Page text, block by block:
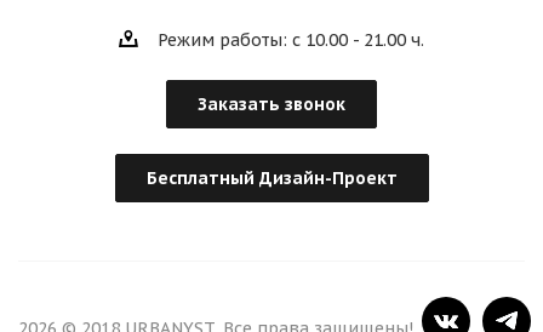
Режим работы: с 10.00 - 21.00 ч.
Заказать звонок
Бесплатный Дизайн-Проект